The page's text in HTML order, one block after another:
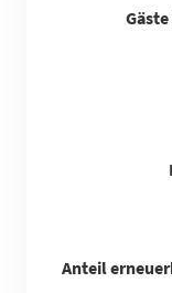
Anteil